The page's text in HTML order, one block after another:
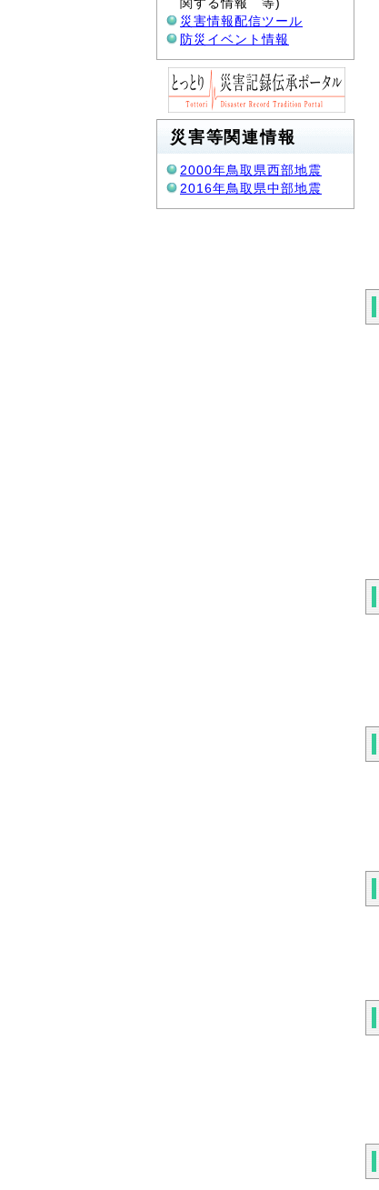
関する情報 等)
災害情報配信ツール
防災イベント情報
災害等関連情報
2000年鳥取県西部地震
2016年鳥取県中部地震